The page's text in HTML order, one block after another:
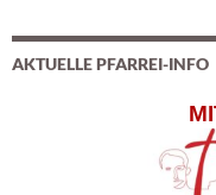
AKTUELLE PFARREI-INFO